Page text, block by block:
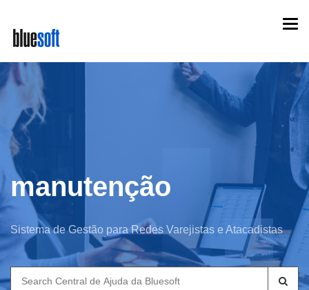
main
content
manutenção
Sistema de Gestão para Redes Varejistas e Atacadistas
Search